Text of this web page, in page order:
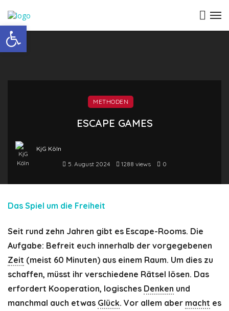
METHODEN
ESCAPE GAMES
KjG Köln
5. August 2024
1288 views 0
Das Spiel um die Freiheit
Seit rund zehn Jahren gibt es Escape-Rooms. Die
Aufgabe: Befreit euch innerhalb der vorgegebenen
Zeit (meist 60 Minuten) aus einem Raum. Um dies zu
schaffen, müsst ihr verschiedene Rätsel lösen. Das
erfordert Kooperation, logisches Denken und
manchmal auch etwas Glück. Vor allem aber macht es
Open toolbar